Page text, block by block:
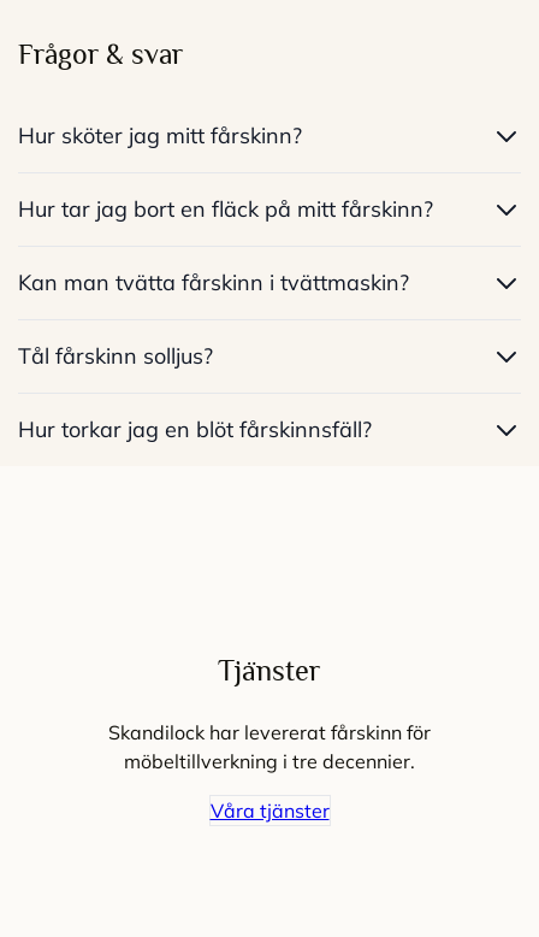
Frågor & svar
Hur sköter jag mitt fårskinn?
Hur tar jag bort en fläck på mitt fårskinn?
Kan man tvätta fårskinn i tvättmaskin?
Tål fårskinn solljus?
Hur torkar jag en blöt fårskinnsfäll?
Tjänster
Skandilock har levererat fårskinn för
möbeltillverkning i tre decennier.
Våra tjänster